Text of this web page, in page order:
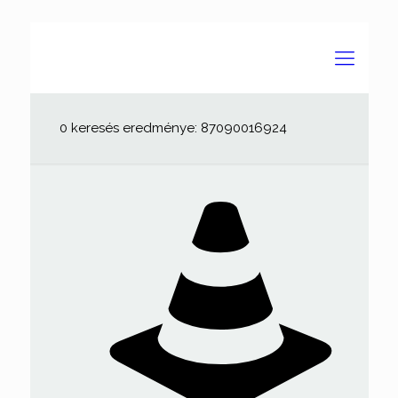
0 keresés eredménye: 87090016924